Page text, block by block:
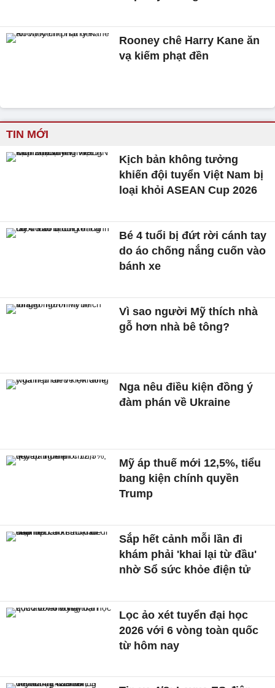
Rooney chê Harry Kane ăn
vạ kiếm phạt đền
TIN MỚI
Kịch bản không tưởng
khiến đội tuyển Việt Nam bị
loại khỏi ASEAN Cup 2026
Bé 4 tuổi bị đứt rời cánh tay
do áo chống nắng cuốn vào
bánh xe
Vì sao người Mỹ thích nhà
gỗ hơn nhà bê tông?
Nga nêu điều kiện đồng ý
đàm phán về Ukraine
Mỹ áp thuế mới 12,5%, tiểu
bang kiện chính quyền
Trump
Sắp hết cảnh mỗi lần đi
khám phải 'khai lại từ đầu'
nhờ Sổ sức khỏe điện tử
Lọc ảo xét tuyển đại học
2026 với 6 vòng toàn quốc
từ hôm nay